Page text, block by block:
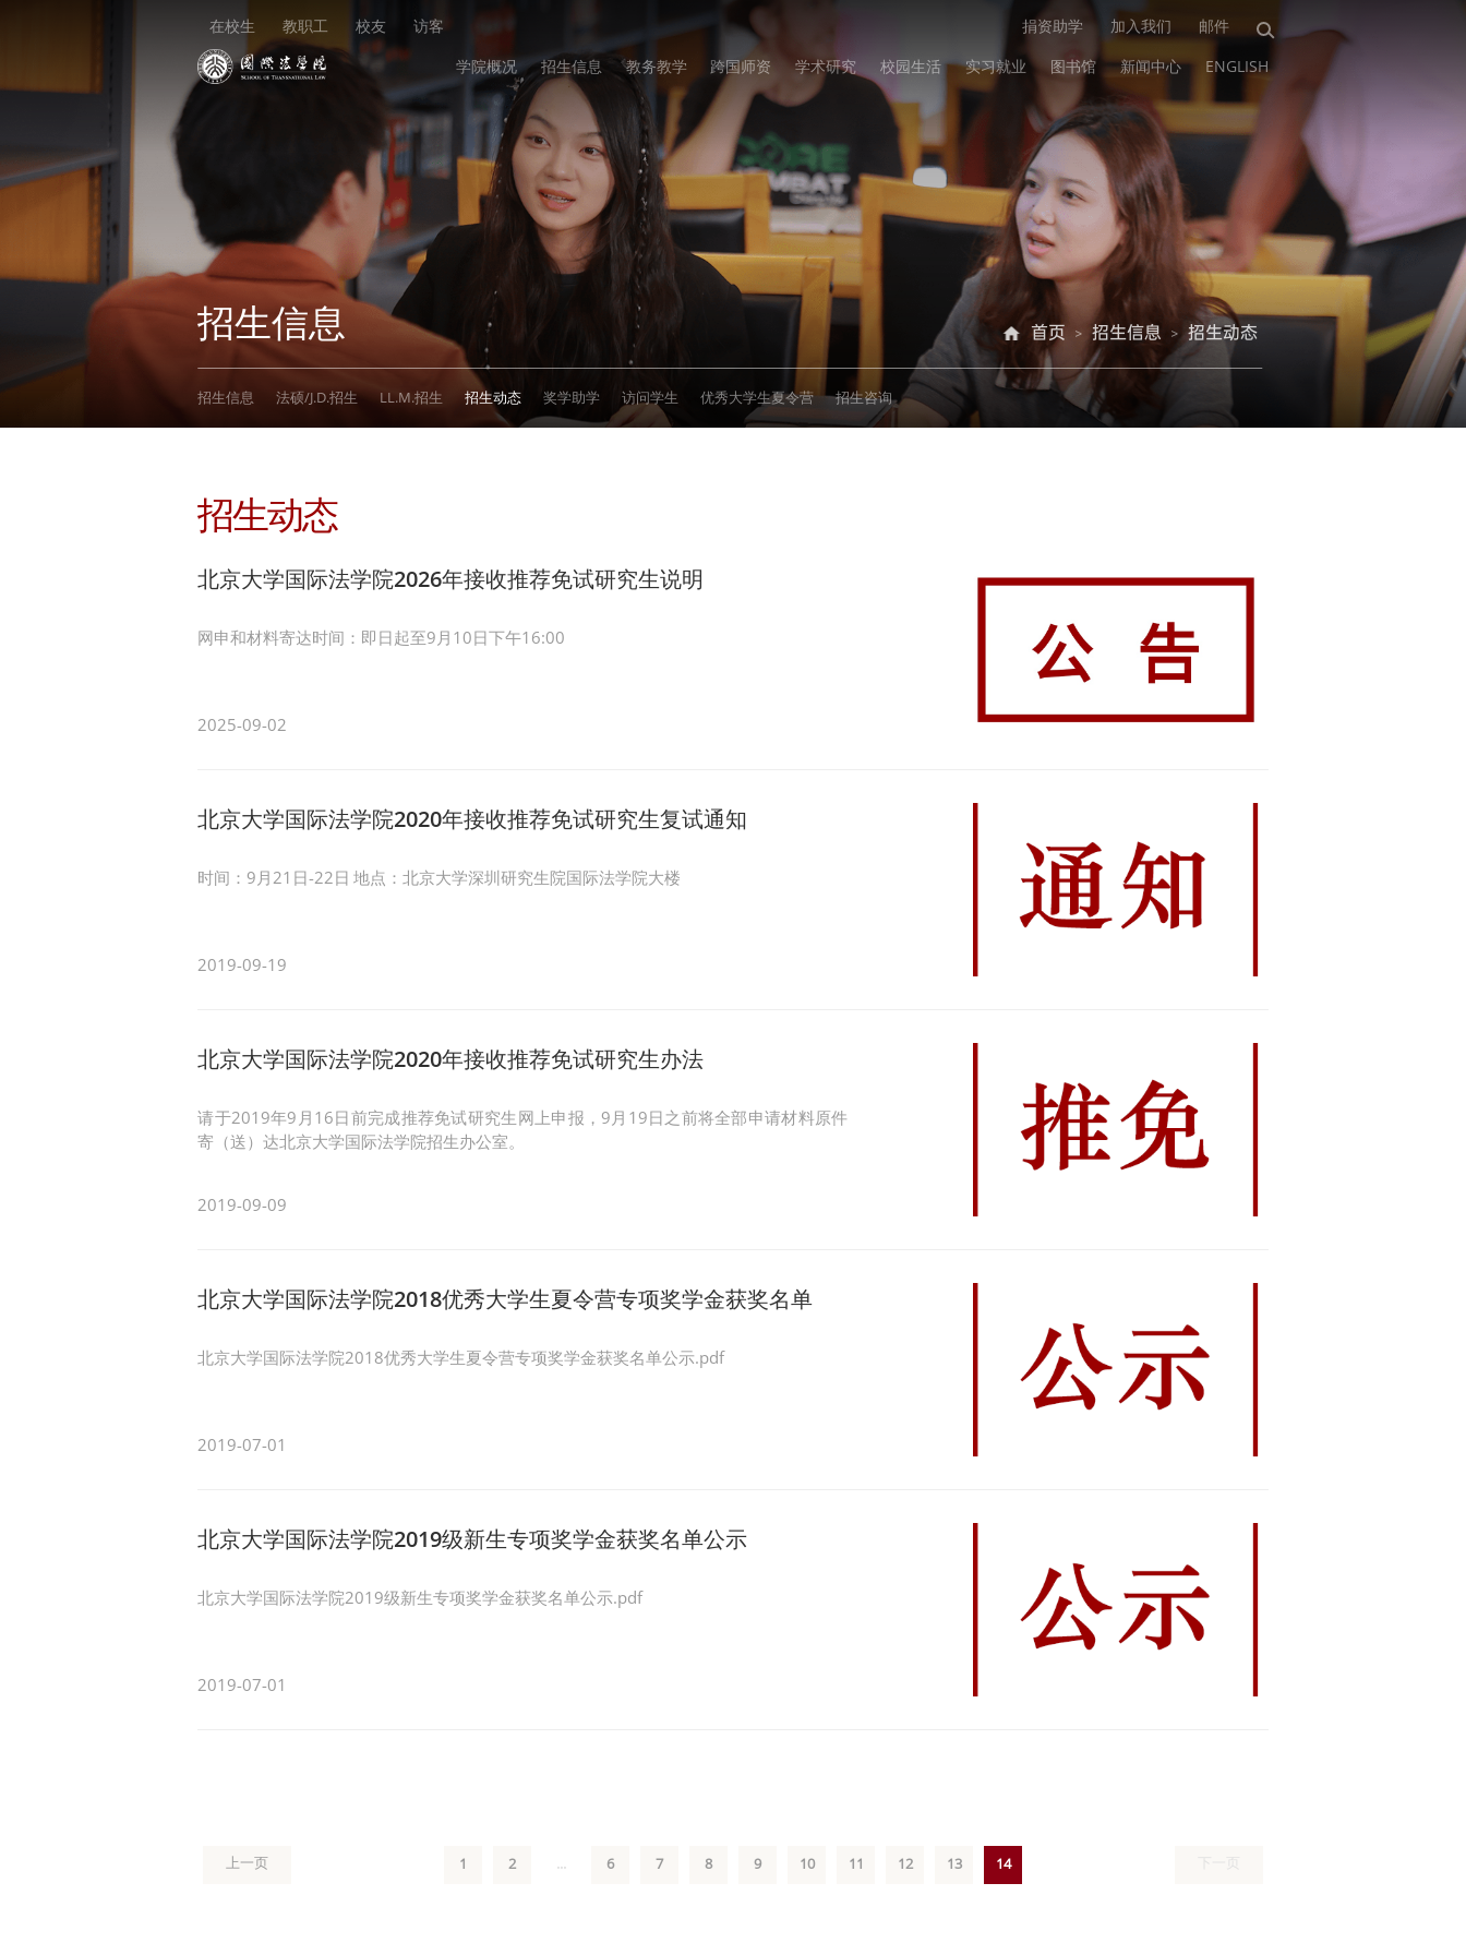
在校生 教职工 校友 访客 捐资助学 加入我们
邮件
学院概况
招生信息 教务教学 跨国师资 学术研究 校园生活 实习就业 图书馆 新闻中心 ENGLISH
招生信息 首页 > 招生信息 > 招生动态
招生信息 法硕/J.D.招生 LL.M.招生 招生动态 奖学助学 访问学生 优秀大学生夏令营 招生咨询
招生动态
北京大学国际法学院2026年接收推荐免试研究生说明
网申和材料寄达时间：即日起至9月10日下午16:00
2025-09-02
北京大学国际法学院2020年接收推荐免试研究生复试通知
时间：9月21日-22日 地点：北京大学深圳研究生院国际法学院大楼
2019-09-19
北京大学国际法学院2020年接收推荐免试研究生办法
请于2019年9月16日前完成推荐免试研究生网上申报，9月19日之前将全部申请材料原件
寄（送）达北京大学国际法学院招生办公室。
2019-09-09
北京大学国际法学院2018优秀大学生夏令营专项奖学金获奖名单
北京大学国际法学院2018优秀大学生夏令营专项奖学金获奖名单公示.pdf
2019-07-01
北京大学国际法学院2019级新生专项奖学金获奖名单公示
北京大学国际法学院2019级新生专项奖学金获奖名单公示.pdf
2019-07-01
上一页 1 2 ... 6 7 8 9 10 11 12 13 14